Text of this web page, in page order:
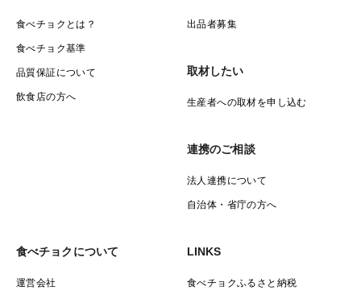
食べチョクとは？
食べチョク基準
品質保証について
飲食店の方へ
出品者募集
取材したい
生産者への取材を申し込む
連携のご相談
法人連携について
自治体・省庁の方へ
食べチョクについて
運営会社
LINKS
食べチョクふるさと納税